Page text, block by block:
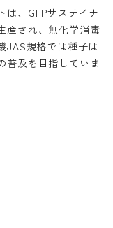
は、GFPサステイナ
産され、無化学消毒
JAS規格では種子は
普及を目指していま